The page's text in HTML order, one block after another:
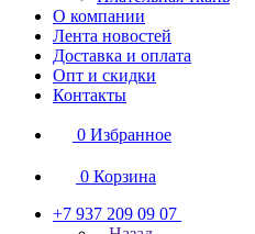
О компании
Лента новостей
Доставка и оплата
Опт и скидки
Контакты
0 Избранное
0 Корзина
+7 937 209 09 07